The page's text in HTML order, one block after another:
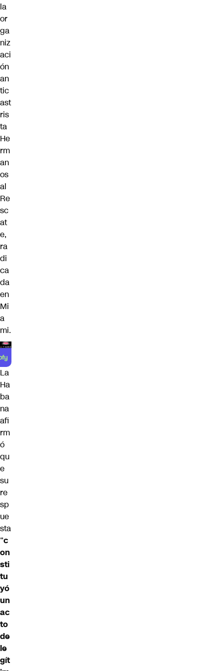
la
or
ga
niz
aci
ón
an
tic
ast
ris
ta
He
rm
an
os
al
Re
sc
at
e,
ra
di
ca
da
en
Mi
a
mi.
La
Ha
ba
na
afi
rm
ó
qu
e
su
re
sp
ue
sta
“c
on
sti
tu
yó
un
ac
to
de
le
gít